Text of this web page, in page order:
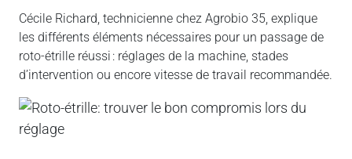
Cécile Richard, technicienne chez Agrobio 35, explique
les différents éléments nécessaires pour un passage de
roto-étrille réussi : réglages de la machine, stades
d’intervention ou encore vitesse de travail recommandée.